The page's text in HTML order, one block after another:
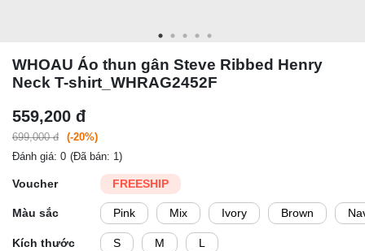
WHOAU Áo thun gân Steve Ribbed Henry
Neck T-shirt_WHRAG2452F
559,200 đ
699,000 đ
(-20%)
Đánh giá: 0 (Đã bán: 1)
Voucher FREESHIP
Màu sắc Pink Mix Ivory Brown
Kích thước S M L